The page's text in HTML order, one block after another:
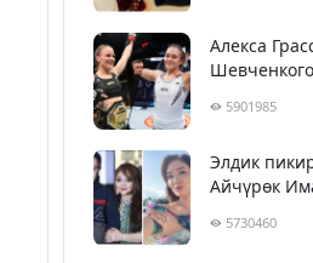
Алекса
5901985
Элдик
Айчүрөк
5730460